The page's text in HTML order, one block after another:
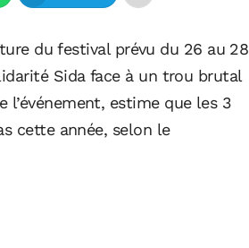
du festival prévu du 26 au 28
Sida face à un trou brutal
l’événement, estime que les 3
cette année, selon le